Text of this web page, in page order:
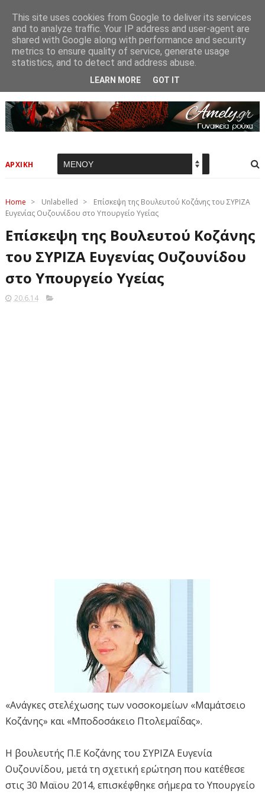
ΑΡΧΙΚΗ
Home > Unlabelled >
Επίσκεψη της Βουλευτού Κοζάνης του ΣΥΡΙΖΑ
Ευγενίας Ουζουνίδου στο Υπουργείο Υγείας
Επίσκεψη της Βουλευτού Κοζάνης
του ΣΥΡΙΖΑ Ευγενίας Ουζουνίδου
στο Υπουργείο Υγείας
20.6.14
«Ανάγκες στελέχωσης των νοσοκομείων «Μαμάτσειο
Κοζάνης» και «Μποδοσάκειο Πτολεμαΐδας».
Η βουλευτής Π.Ε Κοζάνης του ΣΥΡΙΖΑ Ευγενία
Ουζουνίδου, μετά τη σχετική ερώτηση που κατέθεσε
στις 30 Μαϊου 2014, επισκέφθηκε σήμερα το Υπουργείο
This site uses cookies from Google to deliver its services
and to analyze traffic. Your IP address and user-agent are
shared with Google along with performance and security
metrics to ensure quality of service, generate usage
statistics, and to detect and address abuse.
LEARN MORE GOT IT